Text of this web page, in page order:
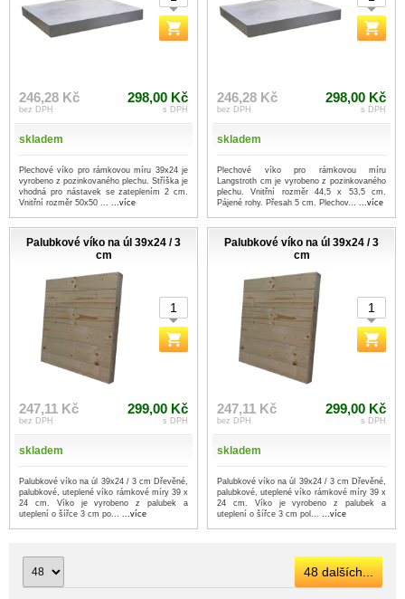
246,28 Kč
bez DPH
298,00 Kč
s DPH
skladem
Plechové víko pro rámkovou míru 39x24 je
vyrobeno z pozinkovaného plechu. Stříška je
vhodná pro nástavek se zateplením 2 cm.
Vnitřní rozměr 50x50 ... ...více
246,28 Kč
bez DPH
298,00 Kč
s DPH
skladem
Plechové víko pro rámkovou míru
Langstroth cm je vyrobeno z pozinkovaného
plechu. Vnitřní rozměr 44,5 x 53,5 cm.
Pájené rohy. Přesah 5 cm. Plechov... ...více
Palubkové víko na úl 39x24 / 3
cm
247,11 Kč
bez DPH
299,00 Kč
s DPH
skladem
Palubkové víko na úl 39x24 / 3 cm Dřevěné,
palubkové, uteplené víko rámkové míry 39 x
24 cm. Víko je vyrobeno z palubek a
uteplení o šířce 3 cm po... ...více
Palubkové víko na úl 39x24 / 3
cm
247,11 Kč
bez DPH
299,00 Kč
s DPH
skladem
Palubkové víko na úl 39x24 / 3 cm Dřevěné,
palubkové, uteplené víko rámkové míry 39 x
24 cm. Víko je vyrobeno z palubek a
uteplení o šířce 3 cm pol... ...více
48 dalších...